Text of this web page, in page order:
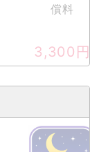
償料
3,300 円